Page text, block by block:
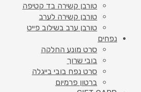
טורבן קשירה בד קטיפה
טורבן קשירה לערב
טורבן ערב בשילוב פייט
נפחים
סרט מונע החלקה
בובי שרוך
סרט נפח בובי בייגלה
ברטון פרמיום